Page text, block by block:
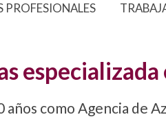
PROFESIONALES
años como Agencia de